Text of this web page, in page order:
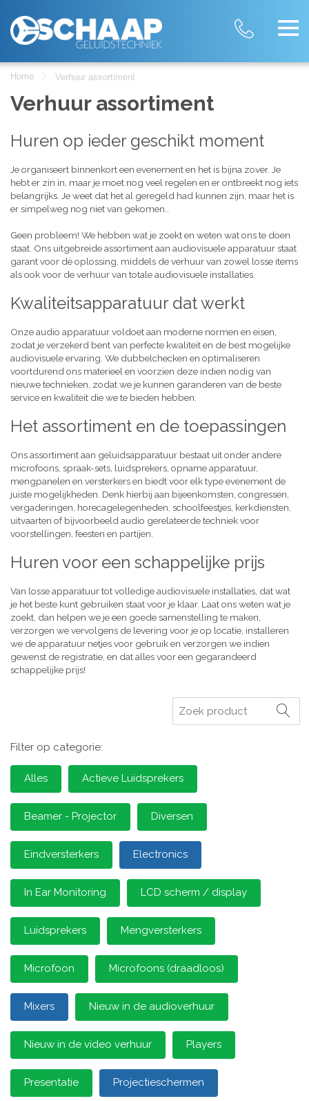
Home Verhuur assortiment
Verhuur assortiment
Huren op ieder geschikt moment
Je organiseert binnenkort een evenement en het is bijna zover. Je
hebt er zin in, maar je moet nog veel regelen en er ontbreekt nog iets
belangrijks. Je weet dat het al geregeld had kunnen zijn, maar het is
er simpelweg nog niet van gekomen..
Geen probleem! We hebben wat je zoekt en weten wat ons te doen
staat. Ons uitgebreide assortiment aan audiovisuele apparatuur staat
garant voor dé oplossing, middels de verhuur van zowel losse items
als ook voor de verhuur van totale audiovisuele installaties.
Kwaliteitsapparatuur dat werkt
Onze audio apparatuur voldoet aan moderne normen en eisen,
zodat je verzekerd bent van perfecte kwaliteit en de best mogelijke
audiovisuele ervaring. We dubbelchecken en optimaliseren
voortdurend ons materieel en voorzien deze indien nodig van
nieuwe technieken, zodat we je kunnen garanderen van de beste
service en kwaliteit die we te bieden hebben.
Het assortiment en de toepassingen
Ons assortiment aan geluidsapparatuur bestaat uit onder andere
microfoons, spraak-sets, luidsprekers, opname apparatuur,
mengpanelen en versterkers en biedt voor elk type evenement de
juiste mogelijkheden. Denk hierbij aan bijeenkomsten, congressen,
vergaderingen, horecagelegenheden, schoolfeestjes, kerkdiensten,
uitvaarten of bijvoorbeeld audio gerelateerde techniek voor
voorstellingen, feesten en partijen.
Huren voor een schappelijke prijs
Van losse apparatuur tot volledige audiovisuele installaties, dat wat
je het beste kunt gebruiken staat voor je klaar. Laat ons weten wat je
zoekt, dan helpen we je een goede samenstelling te maken,
verzorgen we vervolgens de levering voor je op locatie, installeren
we de apparatuur netjes voor gebruik en verzorgen we indien
gewenst de registratie, en dat alles voor een gegarandeerd
schappelijke prijs!
Zoeken
Filter op categorie:
Alles Actieve Luidsprekers
Beamer - Projector Diversen
Eindversterkers Electronics
In Ear Monitoring LCD scherm / display
Luidsprekers Mengversterkers
Microfoon Microfoons (draadloos)
Mixers Nieuw in de audioverhuur
Nieuw in de video verhuur Players
Presentatie Projectieschermen